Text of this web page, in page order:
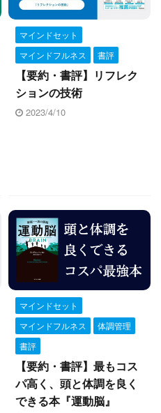
Amazonアソシエイト
筆など仕事のご依頼
ムにてご連絡くださ
マインドセット
マインドフルネス
書評
【要約・書評】リフレク
ションの技術
2023/4/10
マインドセット
マインドフルネス
体調管理
書評
【要約・書評】最もコス
パ高く、頭と体調を良く
できる本『運動脳』